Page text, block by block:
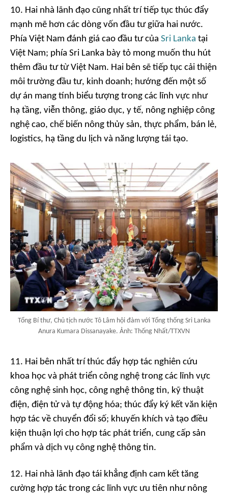
10. Hai nhà lãnh đạo cũng nhất trí tiếp tục thúc đẩy
mạnh mẽ hơn các dòng vốn đầu tư giữa hai nước.
Phía Việt Nam đánh giá cao đầu tư của Sri Lanka tại
Việt Nam; phía Sri Lanka bày tỏ mong muốn thu hút
thêm đầu tư từ Việt Nam. Hai bên sẽ tiếp tục cải thiện
môi trường đầu tư, kinh doanh; hướng đến một số
dự án mang tính biểu tượng trong các lĩnh vực như
hạ tầng, viễn thông, giáo dục, y tế, nông nghiệp công
nghệ cao, chế biến nông thủy sản, thực phẩm, bán lẻ,
logistics, hạ tầng du lịch và năng lượng tái tạo.
Tổng Bí thư, Chủ tịch nước Tô Lâm hội đàm với Tổng thống Sri Lanka
Anura Kumara Dissanayake. Ảnh: Thống Nhất/TTXVN
11. Hai bên nhất trí thúc đẩy hợp tác nghiên cứu
khoa học và phát triển công nghệ trong các lĩnh vực
công nghệ sinh học, công nghệ thông tin, kỹ thuật
điện, điện tử và tự động hóa; thúc đẩy ký kết văn kiện
hợp tác về chuyển đổi số; khuyến khích và tạo điều
kiện thuận lợi cho hợp tác phát triển, cung cấp sản
phẩm và dịch vụ công nghệ thông tin.
12. Hai nhà lãnh đạo tái khẳng định cam kết tăng
cường hợp tác trong các lĩnh vực ưu tiên như nông